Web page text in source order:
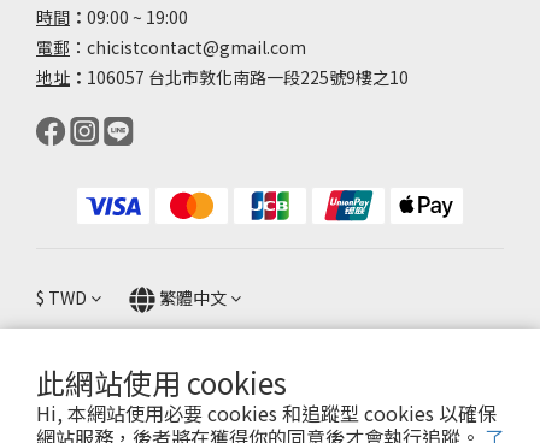
此網站使用 cookies
Hi, 本網站使用必要 cookies 和追蹤型 cookies 以確保
網站服務，後者將在獲得你的同意後才會執行追蹤。 了
時間 ： 09:00 ~ 19:00
電郵 ：chicistcontact@gmail.com
地址 ： 106057 台北市敦化南路一段225號9樓之10
$ TWD 繁體中文
退換貨政策 ｜條款及細則 ｜ 2025 © Chicist